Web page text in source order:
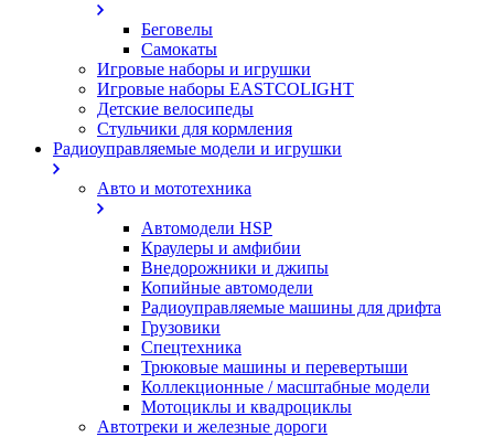
Беговелы
Самокаты
Игровые наборы и игрушки
Игровые наборы EASTCOLIGHT
Детские велосипеды
Стульчики для кормления
Радиоуправляемые модели и игрушки
Авто и мототехника
Автомодели HSP
Краулеры и амфибии
Внедорожники и джипы
Копийные автомодели
Радиоуправляемые машины для дрифта
Грузовики
Спецтехника
Трюковые машины и перевертыши
Коллекционные / масштабные модели
Мотоциклы и квадроциклы
Автотреки и железные дороги